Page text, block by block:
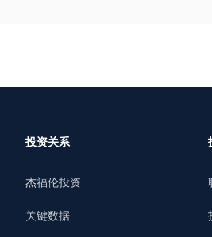
投资关系
杰福伦投资
关键数据